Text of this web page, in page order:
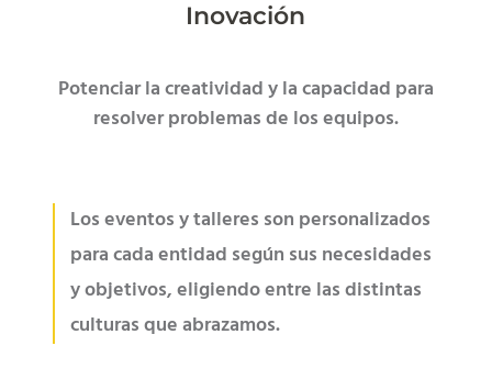
Inovación
Potenciar la creatividad y la capacidad para
resolver problemas de los equipos.
Los eventos y talleres son personalizados
para cada entidad según sus necesidades
y objetivos, eligiendo entre las distintas
culturas que abrazamos.